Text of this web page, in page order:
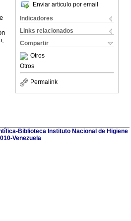
Enviar articulo por email
Indicadores
Links relacionados
Compartir
Otros
Otros
Permalink
Biblioteca Instituto Nacional de Higiene
Venezuela